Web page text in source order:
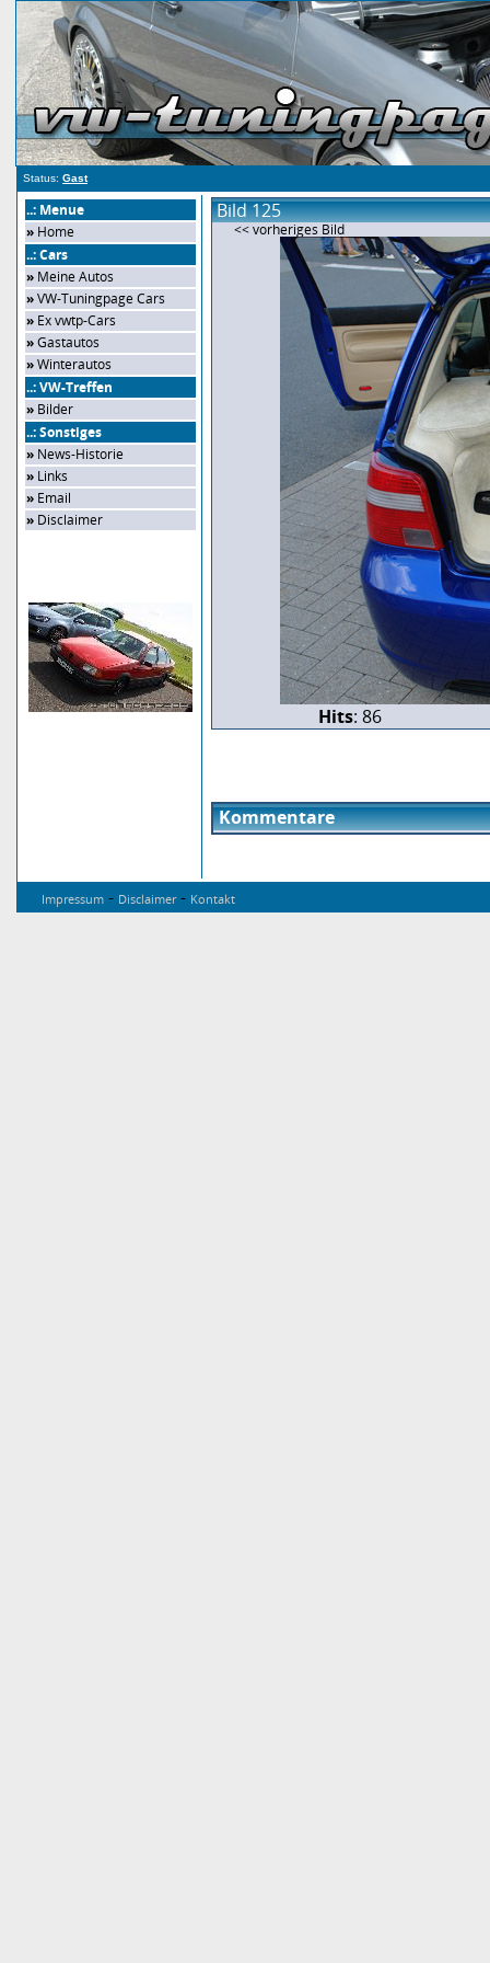
Status: Gast
..: Menue
» Home
..: Cars
» Meine Autos
»VW-Tuningpage Cars
» Ex vwtp-Cars
»Gastautos
»Winterautos
..: VW-Treffen
» Bilder
..: Sonstiges
» News-Historie
» Links
» Email
» Disclaimer
Bild 125
<< vorheriges Bild
Hits: 86
Kommentare
Impressum - Disclaimer- Kontakt